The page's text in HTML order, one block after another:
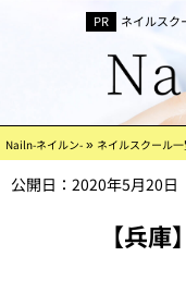
ネイルスク
Nailn-ネイルン- » ネイルスクール一
公開日： 2020年5月20日
【兵